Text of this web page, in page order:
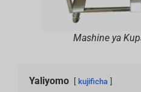
Mashine ya
Yaliyomo kujificha